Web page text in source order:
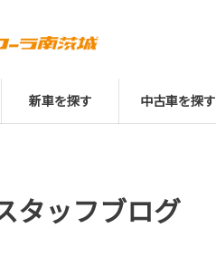
新車を探す 中古車を探す
タッフブログ